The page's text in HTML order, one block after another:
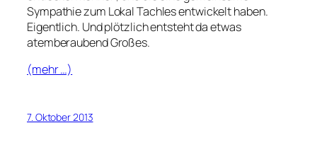
Sympathie zum Lokal Tachles entwickelt haben.
Eigentlich. Und plötzlich entsteht da etwas
atemberaubend Großes.
(mehr …)
7. Oktober 2013